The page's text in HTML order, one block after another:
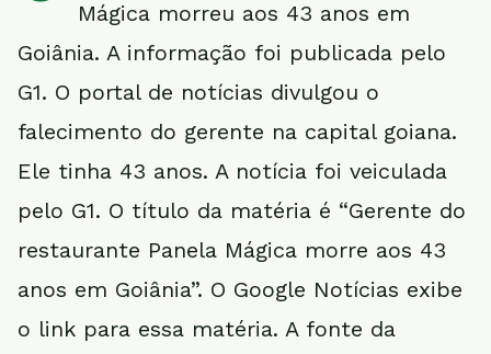
Mágica morreu aos 43 anos em
Goiânia. A informação foi publicada pelo
G1. O portal de notícias divulgou o
falecimento do gerente na capital goiana.
Ele tinha 43 anos. A notícia foi veiculada
pelo G1. O título da matéria é “Gerente do
restaurante Panela Mágica morre aos 43
anos em Goiânia”. O Google Notícias exibe
o link para essa matéria. A fonte da